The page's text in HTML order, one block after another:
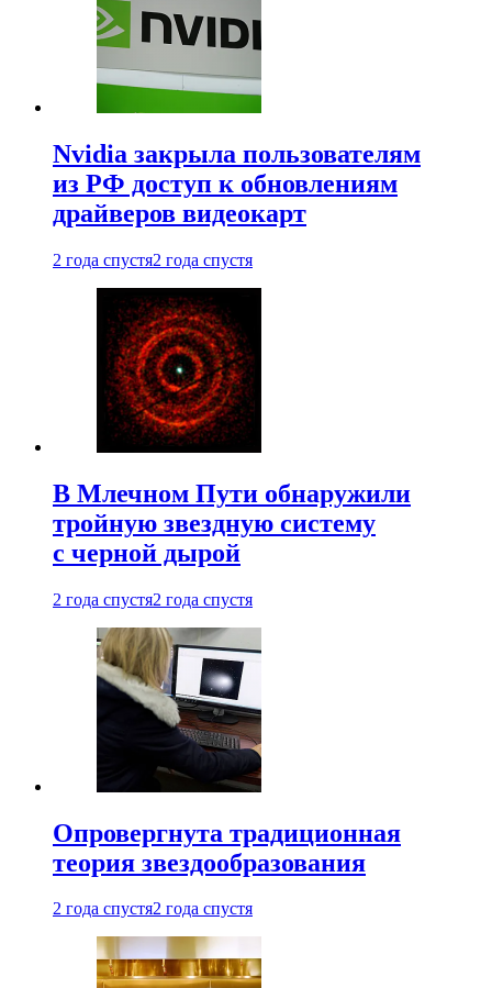
Nvidia закрыла пользователям
из РФ доступ к обновлениям
драйверов видеокарт
2 года спустя2 года спустя
В Млечном Пути обнаружили
тройную звездную систему
с черной дырой
2 года спустя2 года спустя
Опровергнута традиционная
теория звездообразования
2 года спустя2 года спустя